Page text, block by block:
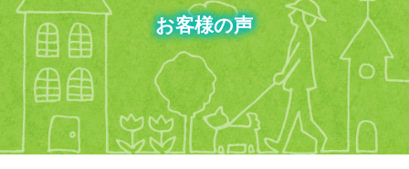
メニュー・料金表
産後骨盤矯正
妊婦整体
お客様の声